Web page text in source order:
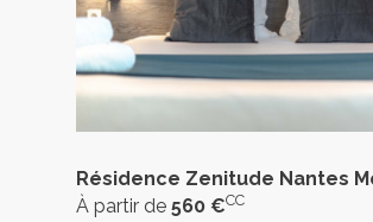
Résidence Zenitude Nantes
À partir de 560 €CC